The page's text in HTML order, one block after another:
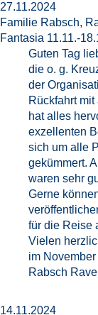
27.11.2024
Familie Rabsch,
Fantasia 11.11.-
Guten Tag
die o. g.
der
Rückfahrt
hat alles
exzellenten
sich um alle
gekümmert.
waren sehr
Gerne
für die Reise
Vielen
im
Rabsch
14.11.2024